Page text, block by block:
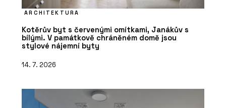
ARCHITEKTURA
Kotěrův byt s červenými omítkami, Janákův s
bílými. V památkově chráněném domě jsou
stylové nájemní byty
14. 7. 2026